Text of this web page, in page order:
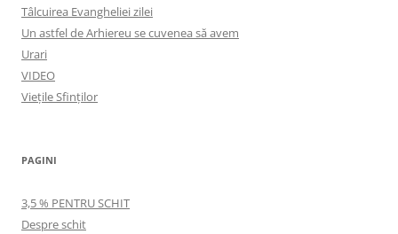
Tâlcuirea Evangheliei zilei
Un astfel de Arhiereu se cuvenea să avem
Urari
VIDEO
Viețile Sfinților
PAGINI
3,5 % PENTRU SCHIT
Despre schit